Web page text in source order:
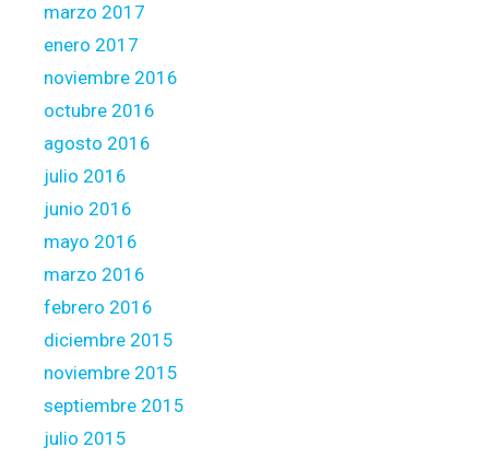
marzo 2017
enero 2017
noviembre 2016
octubre 2016
agosto 2016
julio 2016
junio 2016
mayo 2016
marzo 2016
febrero 2016
diciembre 2015
noviembre 2015
septiembre 2015
julio 2015